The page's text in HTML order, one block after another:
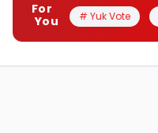
For
You
# Yuk Vote